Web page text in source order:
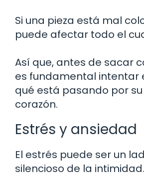
Si una pieza está mal
puede afectar todo el
Así que, antes de sacar
es fundamental intentar
qué está pasando por
corazón.
Estrés y ansiedad
El estrés puede ser un
silencioso de la intimidad.